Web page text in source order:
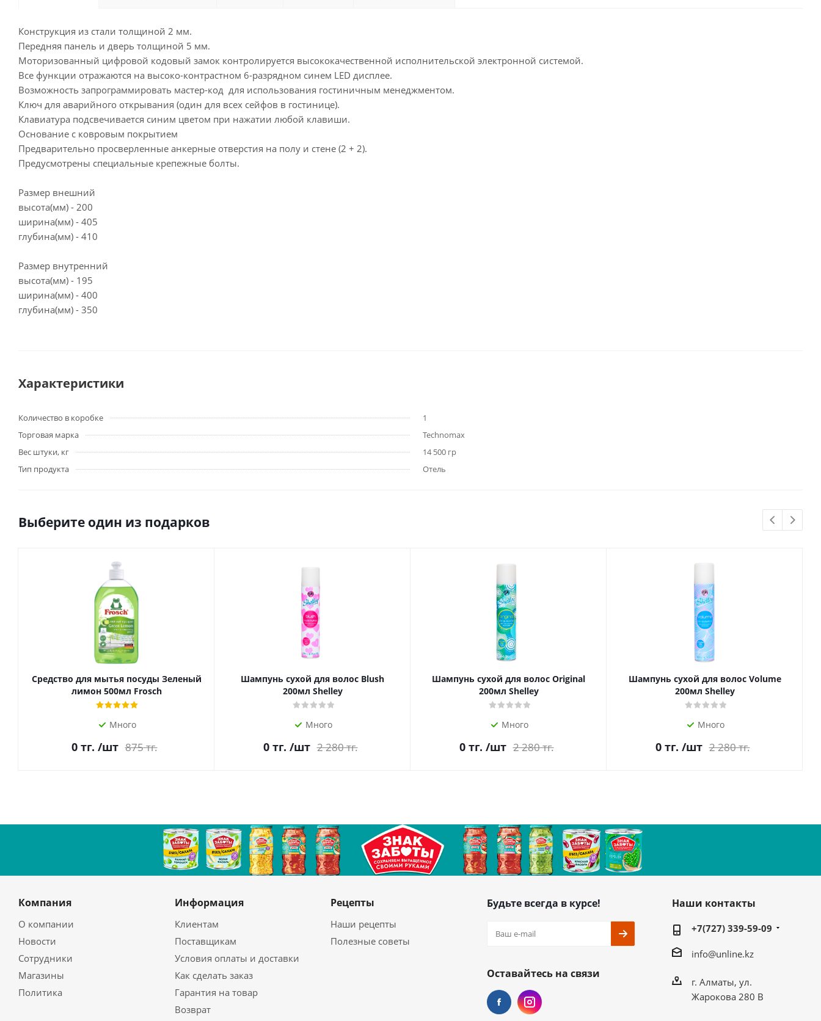
Конструкция из стали толщиной 2 мм.
Передняя панель и дверь толщиной 5 мм.
Моторизованный цифровой кодовый замок контролируется высококачественной исполнительской электронной системой.
Все функции отражаются на высоко-контрастном 6-разрядном синем LED дисплее.
Возможность запрограммировать мастер-код для использования гостиничным менеджментом.
Ключ для аварийного открывания (один для всех сейфов в гостинице).
Клавиатура подсвечивается синим цветом при нажатии любой клавиши.
Основание с ковровым покрытием
Предварительно просверленные анкерные отверстия на полу и стене (2 + 2).
Предусмотрены специальные крепежные болты.
Размер внешний
высота(мм) - 200
ширина(мм) - 405
глубина(мм) - 410
Размер внутренний
высота(мм) - 195
ширина(мм) - 400
глубина(мм) - 350
Характеристики
Количество в коробке
1
Торговая марка
Technomax
Вес штуки, кг
14 500 гр
Тип продукта
Отель
Выберите один из подарков
Средство для мытья посуды Зеленый
лимон 500мл Frosch
Много
0тг. /шт 875тг.
Шампунь сухой для волос Blush
200мл Shelley
Много
0тг. /шт 2 280тг.
Шампунь сухой для волос Original
200мл Shelley
Много
0тг. /шт 2 280тг.
Шампунь сухой для волос Volume
200мл Shelley
Много
0тг. /шт 2 280тг.
Компания
О компании
Новости
Сотрудники
Магазины
Политика
Информация
Клиентам
Поставщикам
Условия оплаты и доставки
Как сделать заказ
Гарантия на товар
Возврат
Рецепты
Наши рецепты
Полезные советы
Будьте всегда в курсе!
Оставайтесь на связи
Наши контакты
+7(727) 339-59-09
info@unline.kz
г. Алматы, ул.
Жарокова 280 В